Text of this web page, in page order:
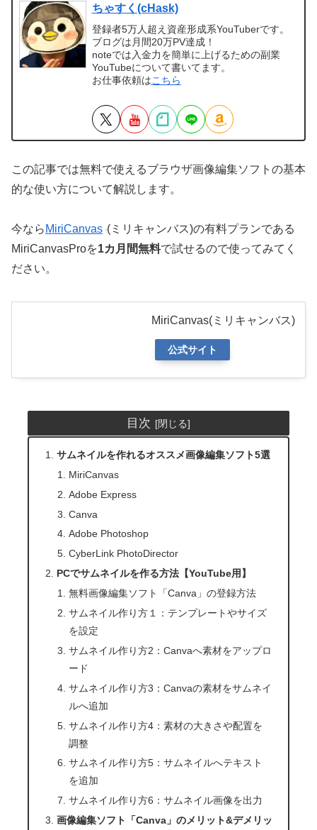
ちゃすく(cHask)
登録者5万人超え資産形成系YouTuberです。
ブログは月間20万PV達成！
noteでは入金力を簡単に上げるための副業
YouTubeについて書いてます。
お仕事依頼はこちら
この記事では無料で使えるブラウザ画像編集ソフトの基本
的な使い方について解説します。
今なら MiriCanvas (ミリキャンバス)の有料プランである
MiriCanvasProを1カ月間無料で試せるので使ってみてく
ださい。
MiriCanvas(ミリキャンバス)
公式サイト
目次
サムネイルを作れるオススメ画像編集ソフト5選
MiriCanvas
Adobe Express
Canva
Adobe Photoshop
CyberLink PhotoDirector
PCでサムネイルを作る方法【YouTube用】
無料画像編集ソフト「Canva」の登録方法
サムネイル作り方１：テンプレートやサイズ
を設定
サムネイル作り方2：Canvaへ素材をアップロ
ード
サムネイル作り方3：Canvaの素材をサムネイ
ルへ追加
サムネイル作り方4：素材の大きさや配置を
調整
サムネイル作り方5：サムネイルへテキスト
を追加
サムネイル作り方6：サムネイル画像を出力
画像編集ソフト「Canva」のメリット&デメリッ